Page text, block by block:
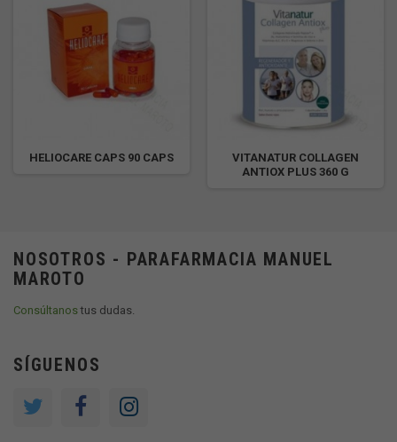
HELIOCARE CAPS 90 CAPS
VITANATUR COLLAGEN
ANTIOX PLUS 360 G
NOSOTROS - PARAFARMACIA MANUEL
MAROTO
Consúltanostus dudas.
SÍGUENOS